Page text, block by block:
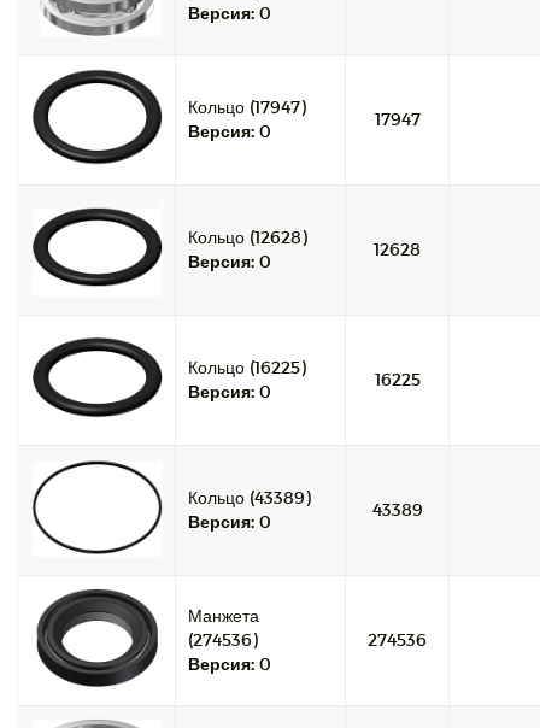
Версия: 0
Кольцо (17947)
Версия: 0
17947
Кольцо (12628)
Версия: 0
12628
Кольцо (16225)
Версия: 0
16225
Кольцо (43389)
Версия: 0
43389
Манжета
(274536)
Версия: 0
274536